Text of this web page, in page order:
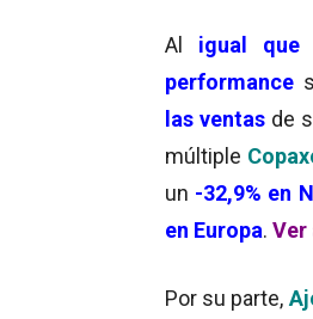
Al igual que
performance
las ventas de
múltiple
un -32,9% en
en Europa. Ver
Por su parte,